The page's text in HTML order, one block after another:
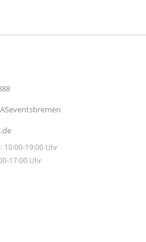
10:00-19:00 Uhr
17:00 Uhr